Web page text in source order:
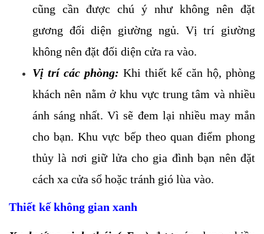
cũng cần được chú ý như không nên đặt
gương đối diện giường ngủ. Vị trí giường
không nên đặt đối diện cửa ra vào.
Vị trí các phòng: Khi thiết kế căn hộ, phòng
khách nên nằm ở khu vực trung tâm và nhiều
ánh sáng nhất. Vì sẽ đem lại nhiều may mắn
cho bạn. Khu vực bếp theo quan điểm phong
thủy là nơi giữ lửa cho gia đình bạn nên đặt
cách xa cửa sổ hoặc tránh gió lùa vào.
Thiết kế không gian xanh